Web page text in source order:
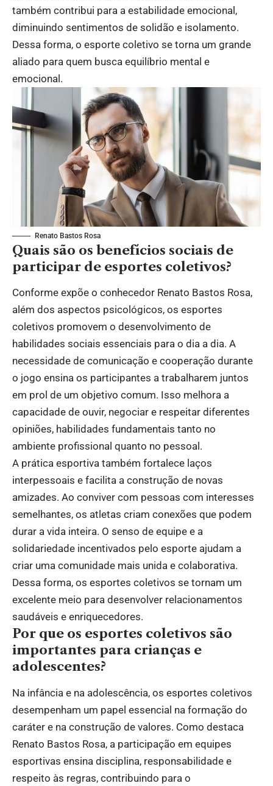
também contribui para a estabilidade emocional,
diminuindo sentimentos de solidão e isolamento.
Dessa forma, o esporte coletivo se torna um grande
aliado para quem busca equilíbrio mental e
emocional.
Renato Bastos Rosa
Quais são os benefícios sociais de
participar de esportes coletivos?
Conforme expõe o conhecedor Renato Bastos Rosa,
além dos aspectos psicológicos, os esportes
coletivos promovem o desenvolvimento de
habilidades sociais essenciais para o dia a dia. A
necessidade de comunicação e cooperação durante
o jogo ensina os participantes a trabalharem juntos
em prol de um objetivo comum. Isso melhora a
capacidade de ouvir, negociar e respeitar diferentes
opiniões, habilidades fundamentais tanto no
ambiente profissional quanto no pessoal.
A prática esportiva também fortalece laços
interpessoais e facilita a construção de novas
amizades. Ao conviver com pessoas com interesses
semelhantes, os atletas criam conexões que podem
durar a vida inteira. O senso de equipe e a
solidariedade incentivados pelo esporte ajudam a
criar uma comunidade mais unida e colaborativa.
Dessa forma, os esportes coletivos se tornam um
excelente meio para desenvolver relacionamentos
saudáveis e enriquecedores.
Por que os esportes coletivos são
importantes para crianças e
adolescentes?
Na infância e na adolescência, os esportes coletivos
desempenham um papel essencial na formação do
caráter e na construção de valores. Como destaca
Renato Bastos Rosa, a participação em equipes
esportivas ensina disciplina, responsabilidade e
respeito às regras, contribuindo para o